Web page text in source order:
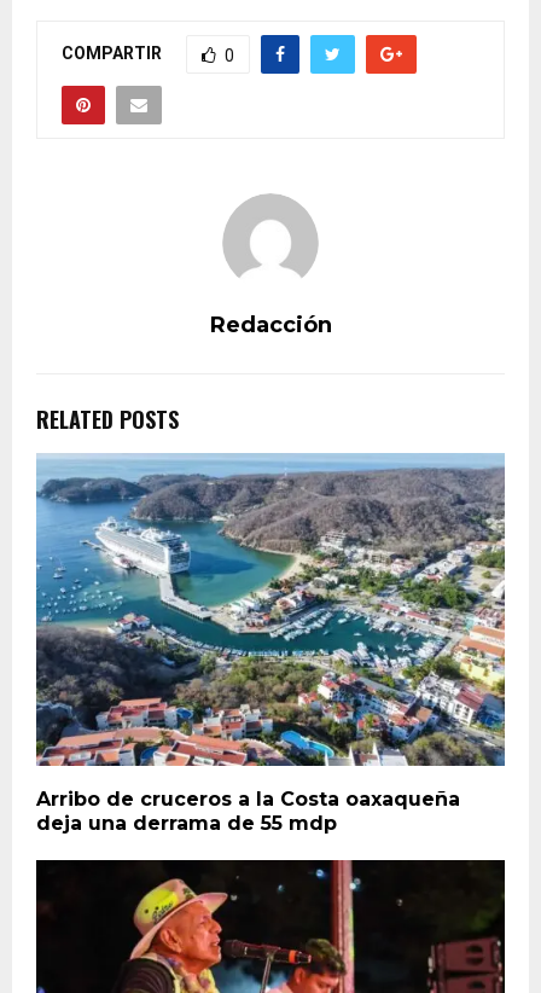
COMPARTIR 0
Redacción
RELATED POSTS
Arribo de cruceros a la Costa oaxaqueña
deja una derrama de 55 mdp